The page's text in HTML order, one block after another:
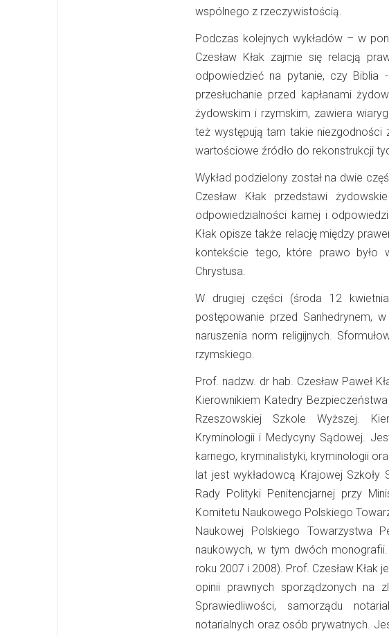
wspólnego z rzeczywistością.
Podczas kolejnych wykładów – w
Czesław Kłak zajmie się relacją
odpowiedzieć na pytanie, czy Biblia
przesłuchanie przed kapłanami
żydowskim i rzymskim, zawiera
też występują tam takie niezgodności
wartościowe źródło do rekonstrukcji
Wykład podzielony został na dwie
Czesław Kłak przedstawi
odpowiedzialności karnej i
Kłak opisze także relację między
kontekście tego, które prawo było
Chrystusa.
W drugiej części (środa 12
postępowanie przed Sanhedrynem,
naruszenia norm religijnych.
rzymskiego.
Prof. nadzw. dr hab. Czesław Paweł
Kierownikiem Katedry
Rzeszowskiej Szkole Wyższej.
Kryminologii i Medycyny Sądowej.
karnego, kryminalistyki, kryminologii
lat jest wykładowcą Krajowej Szkoły
Rady Polityki Penitencjarnej przy
Komitetu Naukowego Polskiego
Naukowej Polskiego Towarzystwa
naukowych, w tym dwóch
roku 2007 i 2008). Prof. Czesław
opinii prawnych sporządzonych na
Sprawiedliwości, samorządu
notarialnych oraz osób prywatnych.